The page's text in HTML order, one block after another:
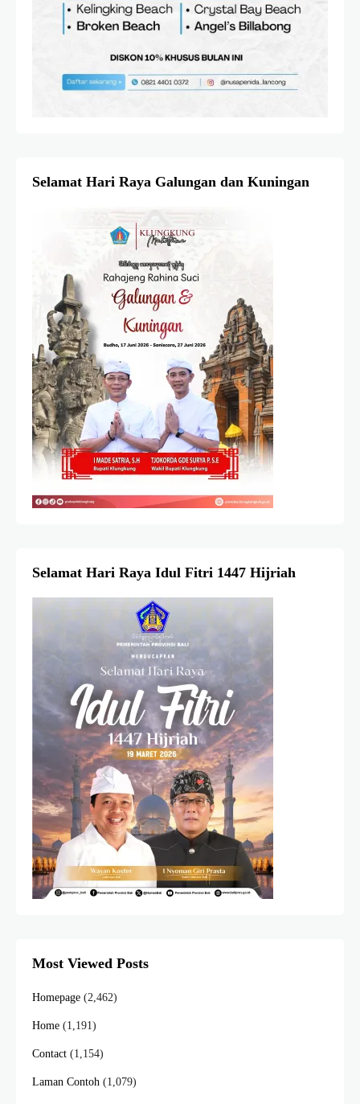
Selamat Hari Raya Galungan dan Kuningan
Selamat Hari Raya Idul Fitri 1447 Hijriah
Most Viewed Posts
Homepage (2,462)
Home (1,191)
Contact (1,154)
Laman Contoh (1,079)